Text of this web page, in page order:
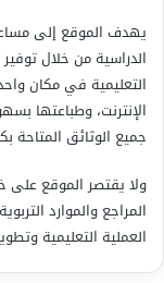
يهدف الموقع إلى
الدراسية من خلال
التعليمية في مكان
الإنترنت، وطباعتها
جميع الوثائق المتاحة
ولا يقتصر الموقع على
المراجع والموارد
العملية التعليمية